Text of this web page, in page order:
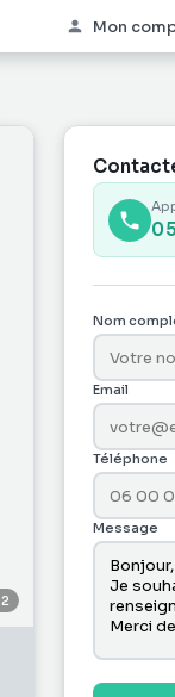
Mon
2
Nom
Email
Téléphone
Message